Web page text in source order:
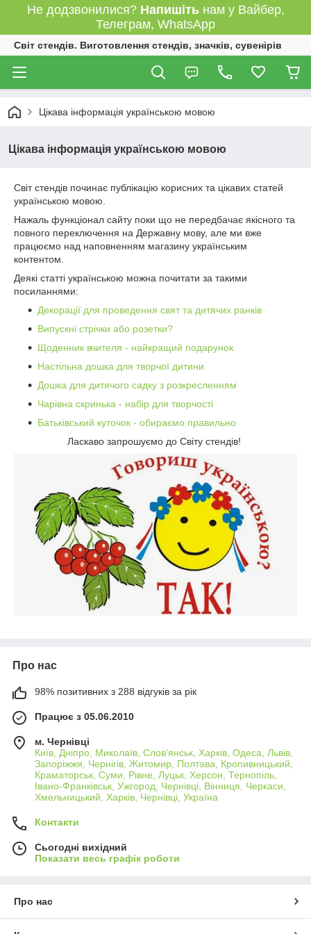
Не додзвонилися? Напишітьнам у Вайбер,
Телеграм, WhatsApp
Світ стендів. Виготовлення стендів, значків, сувенірів
Цікава інформація українською мовою
Цікава інформація українською мовою
Світ стендів починає публікацію корисних та цікавих статей
українською мовою.
Нажаль функціонал сайту поки що не передбачає якісного та
повного переключення на Державну мову, але ми вже
працюємо над наповненням магазину українським
контентом.
Деякі статті українською можна почитати за такими
посиланнями:
Декорації для проведення свят та дитячих ранків
Випускні стрічки або розетки?
Щоденник вчителя - найкращий подарунок
Настільна дошка для творчої дитини
Дошка для дитячого садку з розкресленням
Чарівна скринька - набір для творчості
Батьківський куточок - обираємо правильно
Ласкаво запрошуємо до Світу стендів!
Про нас
98% позитивних з 288 відгуків за рік
Працює з 05.06.2010
м. Чернівці
Київ, Дніпро, Миколаїв, Слов'янськ, Харків, Одеса, Львів,
Запоріжжя, Чернігів, Житомир, Полтава, Кропивницький,
Краматорськ, Суми, Рівне, Луцьк, Херсон, Тернопіль,
Івано-Франківськ, Ужгород, Чернівці, Вінниця, Черкаси,
Хмельницький, Харків, Чернівці, Україна
Контакти
Сьогодні вихідний
Показати весь графік роботи
Про нас